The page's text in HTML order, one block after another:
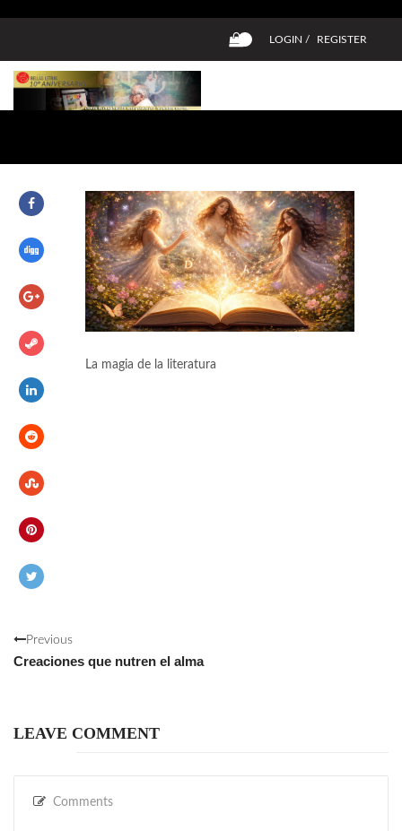
LOGIN / REGISTER
La magia de la literatura
Previous
Creaciones que nutren el alma
LEAVE COMMENT